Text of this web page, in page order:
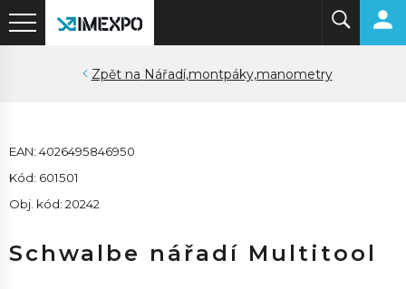
Nářadí,montpáky,manometry
EAN: 4026495846950
Kód: 601501
Obj. kód: 20242
Schwalbe nářadí Multitool